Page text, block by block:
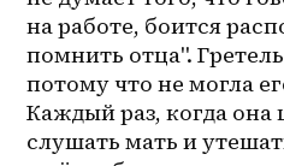
на работе, боится
помнить отца".
потому что не могла
Каждый раз, когда она
слушать мать и